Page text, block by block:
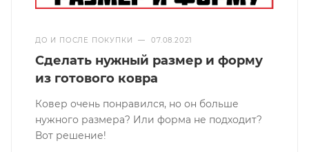
ДО И ПОСЛЕ ПОКУПКИ — 07.08.2021
Сделать нужный размер и форму
из готового ковра
Ковер очень понравился, но он больше
нужного размера? Или форма не подходит?
Вот решение!